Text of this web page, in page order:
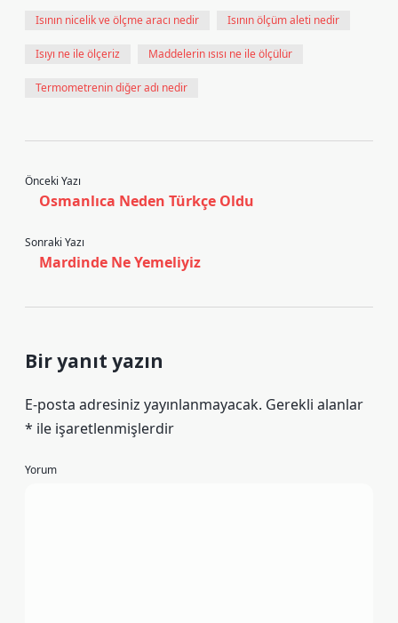
Isının nicelik ve ölçme aracı nedir Isının ölçüm aleti nedir
Isıyı ne ile ölçeriz Maddelerin ısısı ne ile ölçülür
Termometrenin diğer adı nedir
Önceki Yazı
Osmanlıca Neden Türkçe Oldu
Sonraki Yazı
Mardinde Ne Yemeliyiz
Bir yanıt yazın
E-posta adresiniz yayınlanmayacak. Gerekli alanlar
* ile işaretlenmişlerdir
Yorum